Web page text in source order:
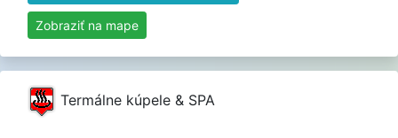
Zobraziť na mape
Termálne kúpele & SPA